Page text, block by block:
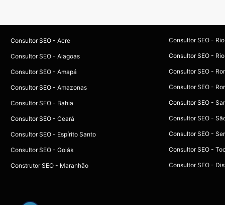
Consultor SEO - Acre
Consultor SEO - Alagoas
Consultor SEO - Amapá
Consultor SEO - Amazonas
Consultor SEO - Bahia
Consultor SEO - Ceará
Consultor SEO - Espírito Santo
Consultor SEO - Goiás
Construtor SEO - Maranhão
Consultor SEO -
Consultor SEO -
Consultor SEO -
Consultor SEO -
Consultor SEO -
Consultor SEO -
Consultor SEO -
Consultor SEO -
Consultor SEO -